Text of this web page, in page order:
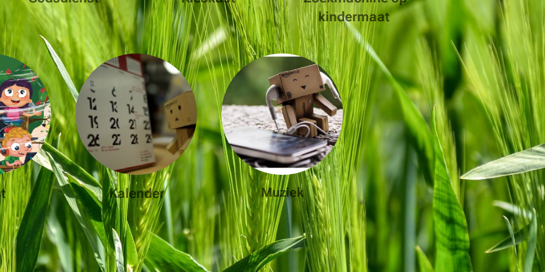
kindermaat
Kalender Muziek